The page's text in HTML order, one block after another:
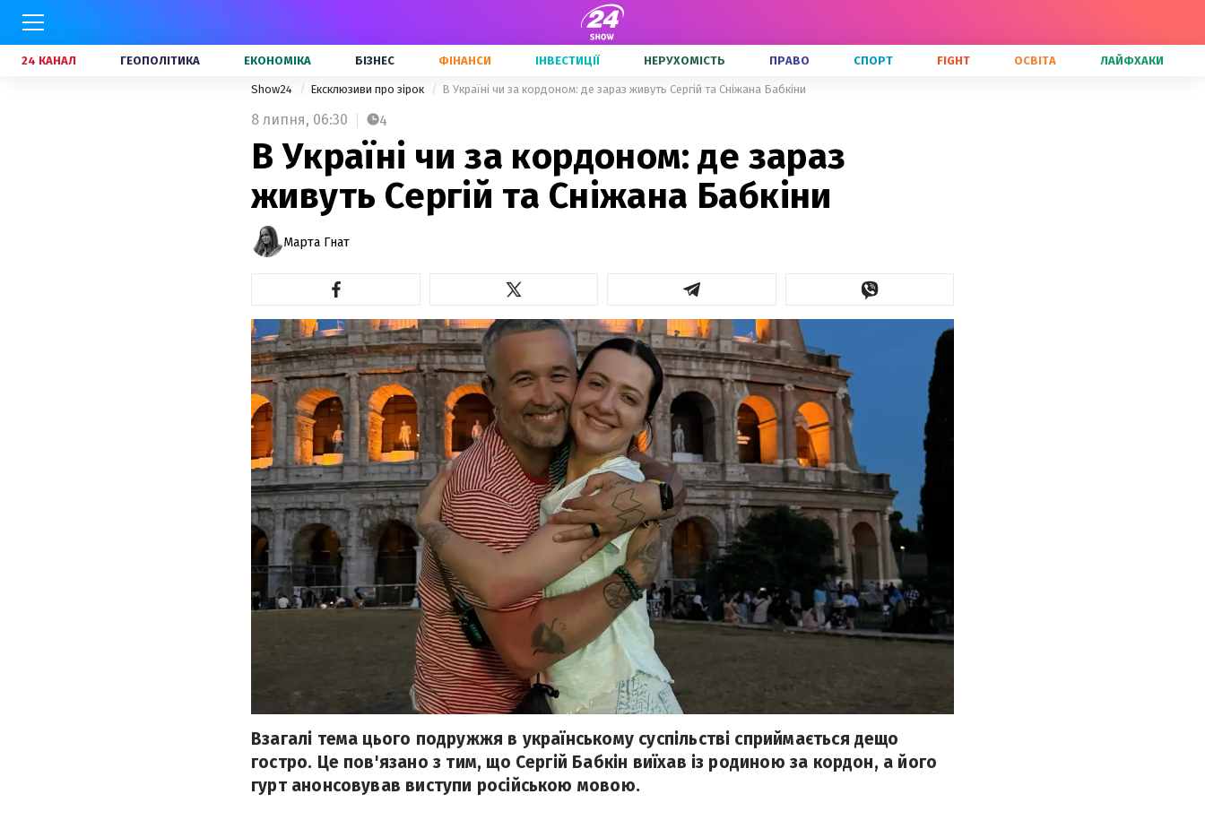
24 КАНАЛ ГЕОПОЛІТИКА ЕКОНОМІКА БІЗНЕС ФІНАНСИ ІНВЕСТИЦІЇ НЕРУХОМІСТЬ ПРАВО СПОРТ FIGHT ОСВІТА ЛАЙФХАКИ
Show24 Ексклюзиви про зірок В Україні чи за кордоном: де зараз живуть Сергій та Сніжана Бабкіни
8 липня, 06:30 4
В Україні чи за кордоном: де зараз
живуть Сергій та Сніжана Бабкіни
Марта Гнат
Взагалі тема цього подружжя в українському суспільстві сприймається дещо
гостро. Це пов'язано з тим, що Сергій Бабкін виїхав із родиною за кордон, а його
гурт анонсовував виступи російською мовою.